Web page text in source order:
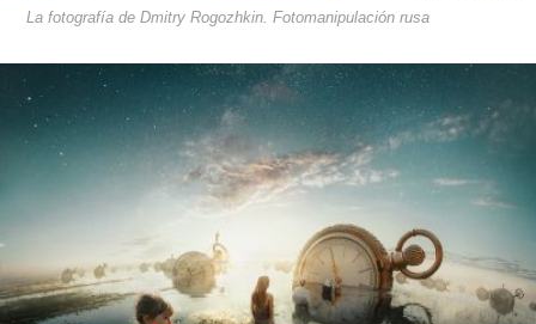
La fotografía de Dmitry Rogozhkin. Fotomanipulación rusa